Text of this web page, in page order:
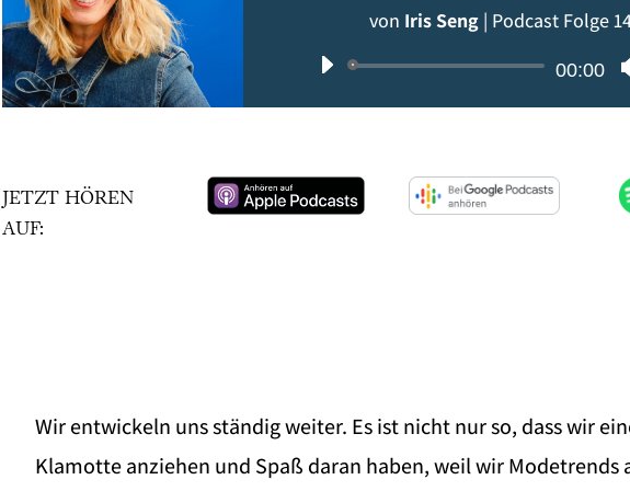
von Iris Seng | Podcast Folge
Audio-00:00
JETZT HÖREN
AUF:
Wir entwickeln uns ständig weiter. Es ist nicht nur so, dass wir
Klamotte anziehen und Spaß daran haben, weil wir Modetrends